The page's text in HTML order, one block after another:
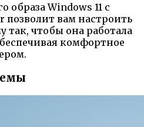
образа Windows 11 с
вам настроить
так, чтобы она работала
комфортное